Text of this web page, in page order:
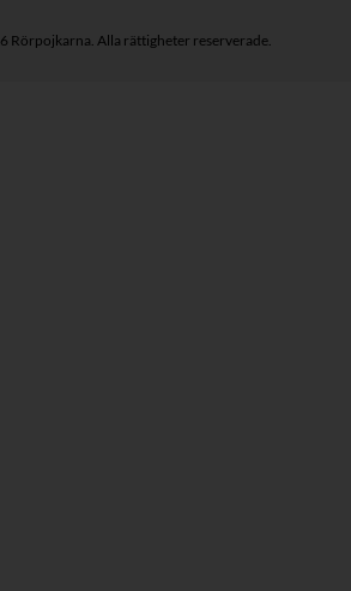
Rörpojkarna. Alla rättigheter reserverade.